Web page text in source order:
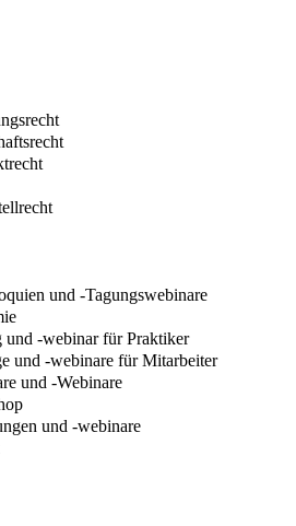
und -Tagungswebinare
und -webinar für Praktiker
und -webinare für Mitarbeiter
und -Webinare
und -webinare